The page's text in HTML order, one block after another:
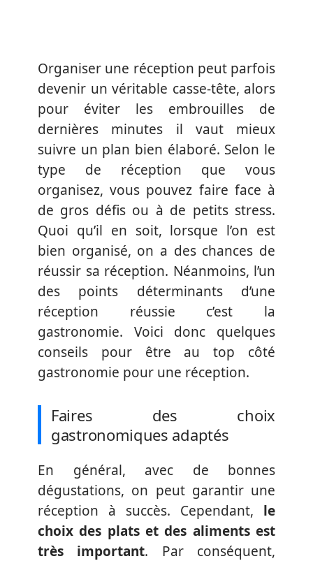
Organiser une réception peut parfois
devenir un véritable casse-tête, alors
pour éviter les embrouilles de
dernières minutes il vaut mieux
suivre un plan bien élaboré. Selon le
type de réception que vous
organisez, vous pouvez faire face à
de gros défis ou à de petits stress.
Quoi qu’il en soit, lorsque l’on est
bien organisé, on a des chances de
réussir sa réception. Néanmoins, l’un
des points déterminants d’une
réception réussie c’est la
gastronomie. Voici donc quelques
conseils pour être au top côté
gastronomie pour une réception.
Faires des choix
gastronomiques adaptés
En général, avec de bonnes
dégustations, on peut garantir une
réception à succès. Cependant, le
choix des plats et des aliments est
très important. Par conséquent,